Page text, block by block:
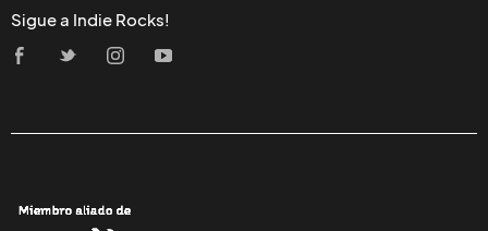
Sigue a Indie Rocks!